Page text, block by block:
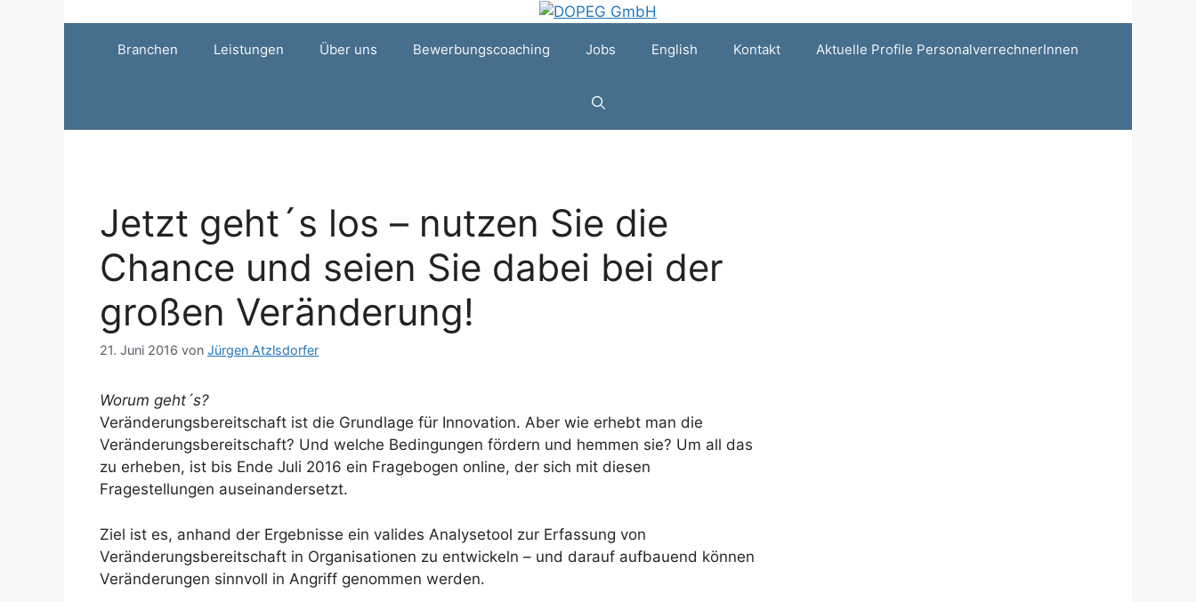
Branchen Leistungen Über uns Bewerbungscoaching Jobs English Kontakt Aktuelle Profile PersonalverrechnerInnen
Jetzt geht´s los – nutzen Sie die
Chance und seien Sie dabei bei der
großen Veränderung!
21. Juni 2016 von Jürgen Atzlsdorfer
Worum geht´s?
Veränderungsbereitschaft ist die Grundlage für Innovation. Aber wie erhebt man die
Veränderungsbereitschaft? Und welche Bedingungen fördern und hemmen sie? Um all das
zu erheben, ist bis Ende Juli 2016 ein Fragebogen online, der sich mit diesen
Fragestellungen auseinandersetzt.
Ziel ist es, anhand der Ergebnisse ein valides Analysetool zur Erfassung von
Veränderungsbereitschaft in Organisationen zu entwickeln – und darauf aufbauend können
Veränderungen sinnvoll in Angriff genommen werden.